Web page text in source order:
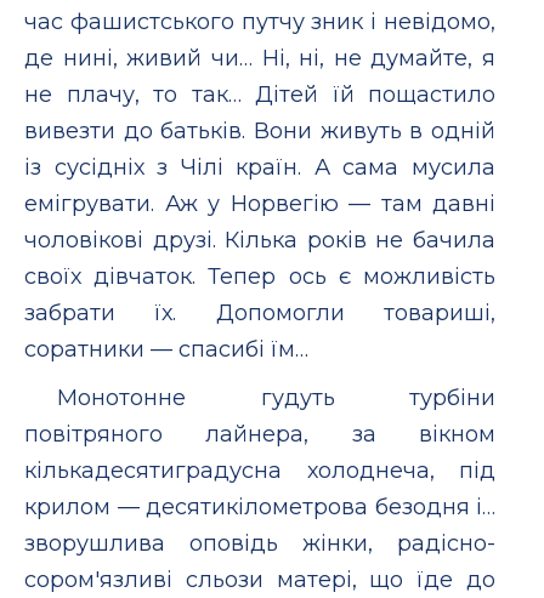
час фашистського путчу зник i невiдомо,
де нинi, живий чи… Нi, нi, не думайте, я
не плачу, то так… Дiтей їй пощастило
вивезти до батькiв. Вони живуть в однiй
iз сусiднiх з Чiлi країн. А сама мусила
емiгрувати. Аж у Норвегiю — там давнi
чоловiковi друзi. Кiлька рокiв не бачила
своїх дiвчаток. Тепер ось є можливiсть
забрати їх. Допомогли товаришi,
соратники — спасибi їм…
Монотонне гудуть турбiни
повiтряного лайнера, за вiкном
кiлькадесятиградусна холоднеча, пiд
крилом — десятикiлометрова безодня i…
зворушлива оповiдь жiнки, радiсно-
сором'язливi сльози матерi, що їде до